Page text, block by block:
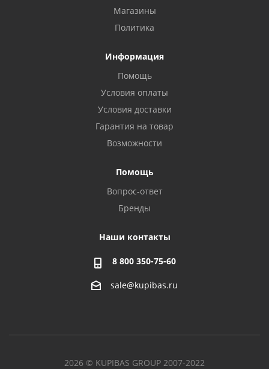
Магазины
Политика
Информация
Помощь
Условия оплаты
Условия доставки
Гарантия на товар
Возможности
Помощь
Вопрос-ответ
Бренды
Наши контакты
8 800 350-75-60
sale@kupibas.ru
2026 © KUPIBAS GROUP 2007-2022